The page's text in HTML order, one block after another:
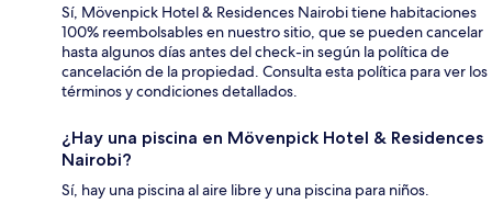
Sí, Mövenpick Hotel & Residences Nairobi tiene habitaciones
100% reembolsables en nuestro sitio, que se pueden cancelar
hasta algunos días antes del check-in según la política de
cancelación de la propiedad. Consulta esta política para ver los
términos y condiciones detallados.
¿Hay una piscina en Mövenpick Hotel & Residences
Nairobi?
Sí, hay una piscina al aire libre y una piscina para niños.